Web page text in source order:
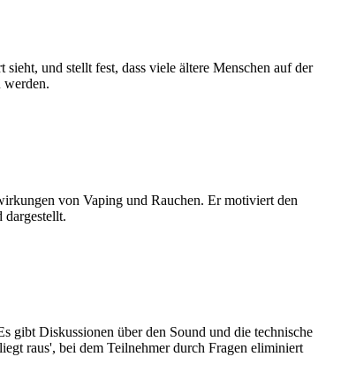
und stellt fest, dass viele ältere Menschen auf der
werden.
von Vaping und Rauchen. Er motiviert den
dargestellt.
gibt Diskussionen über den Sound und die technische
raus', bei dem Teilnehmer durch Fragen eliminiert